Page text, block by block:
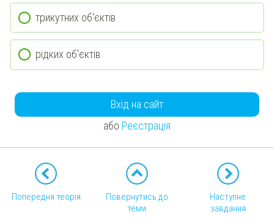
трикутних об'єктів
рідких об'єктів
Вхід на сайт
або Реєстрація
Попередня теорія
Повернутись до
теми
Наступне
завдання